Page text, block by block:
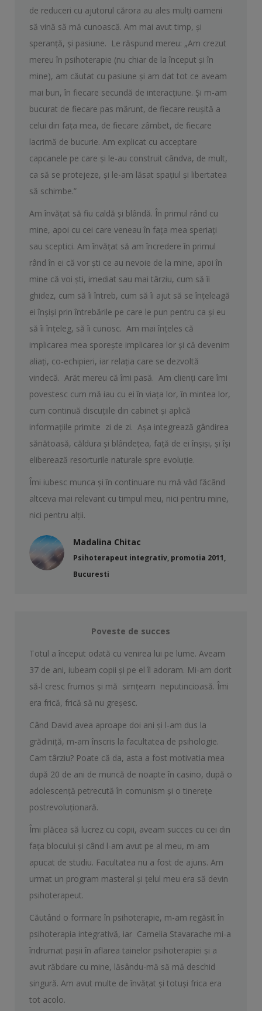
de reduceri cu ajutorul cărora au ales mulţi oameni
să vină să mă cunoască. Am mai avut timp, şi
speranţă, şi pasiune. Le răspund mereu: „Am crezut
mereu în psihoterapie (nu chiar de la început şi în
mine), am căutat cu pasiune şi am dat tot ce aveam
mai bun, în fiecare secundă de interacţiune. Şi m-am
bucurat de fiecare pas mărunt, de fiecare reuşită a
celui din faţa mea, de fiecare zâmbet, de fiecare
lacrimă de bucurie. Am explicat cu acceptare
capcanele pe care şi le-au construit cândva, de mult,
ca să se protejeze, şi le-am lăsat spaţiul şi libertatea
să schimbe.”
Am învăţat să fiu caldă şi blândă. În primul rând cu
mine, apoi cu cei care veneau în faţa mea speriaţi
sau sceptici. Am învăţat să am încredere în primul
rând în ei că vor şti ce au nevoie de la mine, apoi în
mine că voi şti, imediat sau mai târziu, cum să îi
ghidez, cum să îi întreb, cum să îi ajut să se înţeleagă
ei înşişi prin întrebările pe care le pun pentru ca şi eu
să îi înțeleg, să îi cunosc. Am mai înțeles că
implicarea mea sporeşte implicarea lor şi că devenim
aliaţi, co-echipieri, iar relaţia care se dezvoltă
vindecă. Arăt mereu că îmi pasă. Am clienţi care îmi
povestesc cum mă iau cu ei în viaţa lor, în mintea lor,
cum continuă discuţiile din cabinet şi aplică
informațiile primite zi de zi. Aşa integrează gândirea
sănătoasă, căldura şi blândeţea, faţă de ei înşişi, şi îşi
eliberează resorturile naturale spre evoluţie.
Îmi iubesc munca şi în continuare nu mă văd făcând
altceva mai relevant cu timpul meu, nici pentru mine,
nici pentru alții.
Madalina Chitac
Psihoterapeut integrativ, promotia 2011,
Bucuresti
Poveste de succes
Totul a început odată cu venirea lui pe lume. Aveam
37 de ani, iubeam copii și pe el îl adoram. Mi-am dorit
să-l cresc frumos și mă simțeam neputincioasă. Îmi
era frică, frică să nu greșesc.
Când David avea aproape doi ani și l-am dus la
grădiniță, m-am înscris la facultatea de psihologie.
Cam târziu? Poate că da, asta a fost motivatia mea
după 20 de ani de muncă de noapte în casino, după o
adolescență petrecută în comunism și o tinerețe
postrevoluționară.
Îmi plăcea să lucrez cu copii, aveam succes cu cei din
fața blocului și când l-am avut pe al meu, m-am
apucat de studiu. Facultatea nu a fost de ajuns. Am
urmat un program masteral și țelul meu era să devin
psihoterapeut.
Căutând o formare în psihoterapie, m-am regăsit în
psihoterapia integrativă, iar Camelia Stavarache mi-a
îndrumat pașii în aflarea tainelor psihoterapiei și a
avut răbdare cu mine, lăsându-mă să mă deschid
singură. Am avut multe de învățat și totuși frica era
tot acolo.